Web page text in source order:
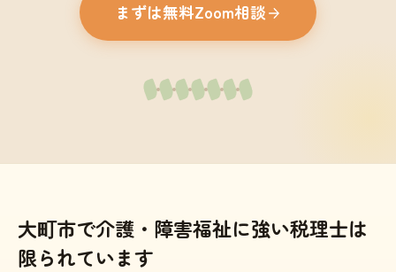
まずは無料Zoom相談
大町市で介護・障害福祉に強い税理士は
限られています